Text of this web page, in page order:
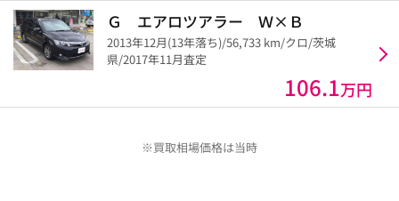
Ｇ エアロツアラー Ｗ×Ｂ
2013年12月(13年落ち)/56,733 km/クロ/茨城
県/2017年11月査定
106.1万円
※買取相場価格は当時